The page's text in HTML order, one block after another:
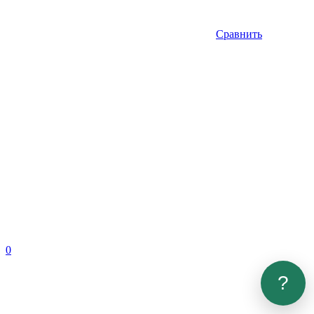
Сравнить
0
?